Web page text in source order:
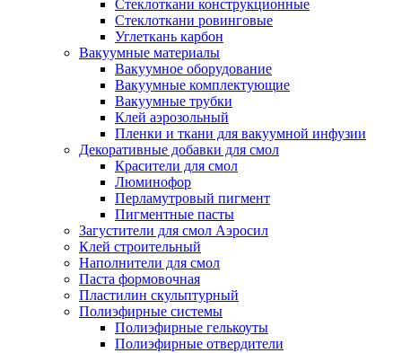
Стеклоткани конструкционные
Стеклоткани ровинговые
Углеткань карбон
Вакуумные материалы
Вакуумное оборудование
Вакуумные комплектующие
Вакуумные трубки
Клей аэрозольный
Пленки и ткани для вакуумной инфузии
Декоративные добавки для смол
Красители для смол
Люминофор
Перламутровый пигмент
Пигментные пасты
Загустители для смол Аэросил
Клей строительный
Наполнители для смол
Паста формовочная
Пластилин скульптурный
Полиэфирные системы
Полиэфирные гелькоуты
Полиэфирные отвердители